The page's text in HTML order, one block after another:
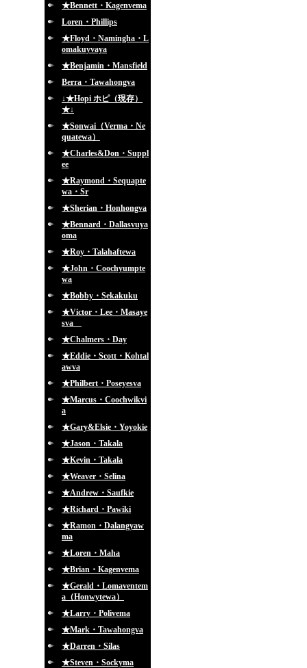
★Bennett・Kagenvema
Loren・Phillips
★Floyd・Namingha・L
omakuyvaya
★Benjamin・Mansfield
Berra・Tawahongva
↓★Hopi ホピ（現存）
★↓
★Sonwai（Verma・Ne
quatewa）
★Charles&Don・Suppl
ee
★Raymond・Sequapte
wa・Sr
★Sherian・Honhongva
★Bennard・Dallasvuya
oma
★Roy・Talahaftewa
★John・Coochyumpte
wa
★Bobby・Sekakuku
★Victor・Lee・Masaye
sva
★Chalmers・Day
★Eddie・Scott・Kohtal
awva
★Philbert・Poseyesva
★Marcus・Coochwikvi
a
★Gary&Elsie・Yoyokie
★Jason・Takala
★Kevin・Takala
★Weaver・Selina
★Andrew・Saufkie
★Richard・Pawiki
★Ramon・Dalangyaw
ma
★Loren・Maha
★Brian・Kagenvema
★Gerald・Lomaventem
a（Honwytewa）
★Larry・Polivema
★Mark・Tawahongva
★Darren・Silas
★Steven・Sockyma